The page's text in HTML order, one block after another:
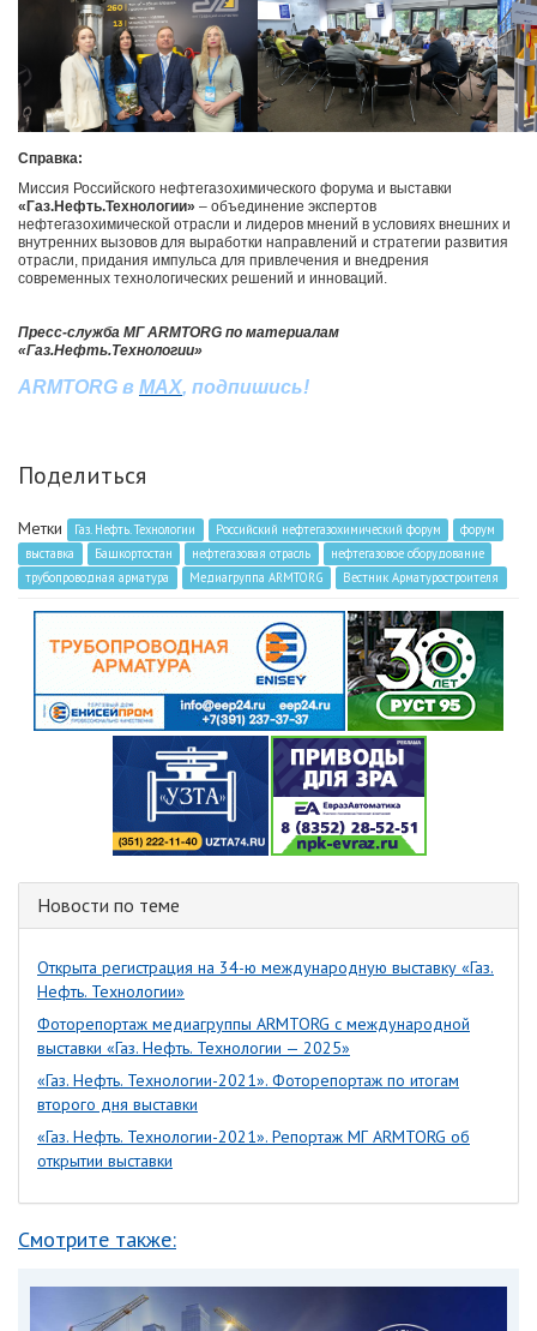
Справка:
Миссия Российского нефтегазохимического форума и выставки
«Газ.Нефть.Технологии» – объединение экспертов
нефтегазохимической отрасли и лидеров мнений в условиях внешних и
внутренних вызовов для выработки направлений и стратегии развития
отрасли, придания импульса для привлечения и внедрения
современных технологических решений и инноваций.
Пресс-служба МГ ARMTORG по материалам
«Газ.Нефть.Технологии»
ARMTORG в MAX, подпишись!
Поделиться
Метки Газ. Нефть. Технологии Российский нефтегазохимический форум
форум
выставка
Башкортостан нефтегазовая отрасль
нефтегазовое оборудование
трубопроводная арматура
Медиагруппа ARMTORG Вестник Арматуростроителя
Новости по теме
Открыта регистрация на 34-ю международную выставку «Газ.
Нефть. Технологии»
Фоторепортаж медиагруппы ARMTORG с международной
выставки «Газ. Нефть. Технологии — 2025»
«Газ. Нефть. Технологии-2021». Фоторепортаж по итогам
второго дня выставки
«Газ. Нефть. Технологии-2021». Репортаж МГ ARMTORG об
открытии выставки
Смотрите также: